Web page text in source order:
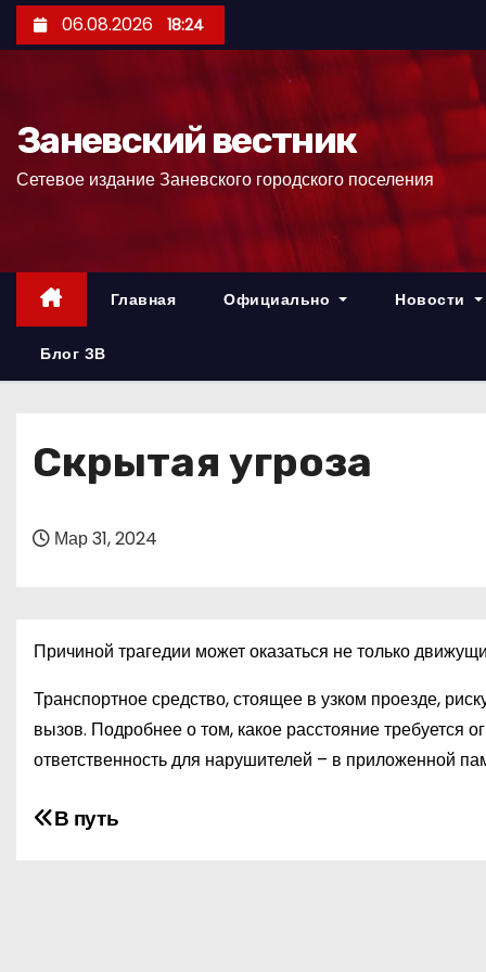
е
р
06.08.2026 18:24
Заневский вестник
Сетевое издание Заневского городского поселения
Главная Официально Новости
Блог ЗВ
Скрытая угроза
Мар 31, 2024
Причиной трагедии может оказаться не только
Транспортное средство, стоящее в узком проезде,
вызов. Подробнее о том, какое расстояние требуется
ответственность для нарушителей – в приложенной
НВ путь